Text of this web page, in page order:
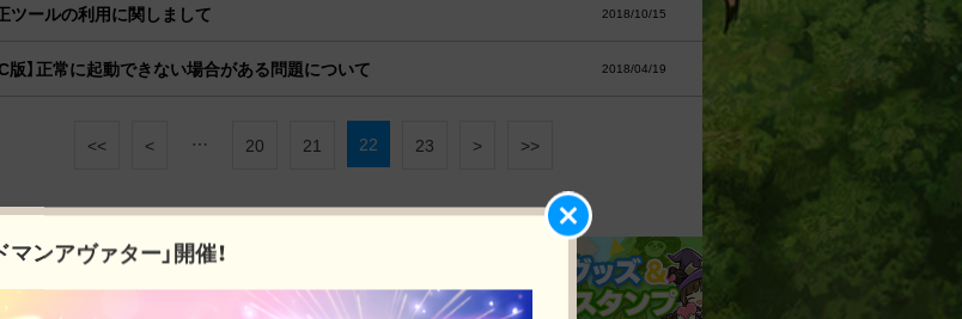
ツールの利用に関しまして 2018/10/15
版】正常に起動できない場合がある問題について 2018/04/19
<< < … 20 21 22 23 > >>
ンアヴァター」開催！